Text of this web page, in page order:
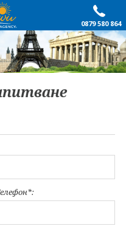
0879 580 864
за записване